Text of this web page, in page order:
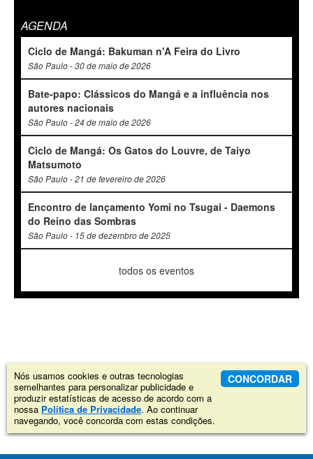
AGENDA
Ciclo de Mangá: Bakuman n'A Feira do Livro
São Paulo - 30 de maio de 2026
Bate-papo: Clássicos do Mangá e a influência nos
autores nacionais
São Paulo - 24 de maio de 2026
Ciclo de Mangá: Os Gatos do Louvre, de Taiyo
Matsumoto
São Paulo - 21 de fevereiro de 2026
Encontro de lançamento Yomi no Tsugai - Daemons
do Reino das Sombras
São Paulo - 15 de dezembro de 2025
todos os eventos
Nós usamos cookies e outras tecnologias
semelhantes para personalizar publicidade e
produzir estatísticas de acesso de acordo com a
nossa Política de Privacidade. Ao continuar
navegando, você concorda com estas condições.
CONCORDAR